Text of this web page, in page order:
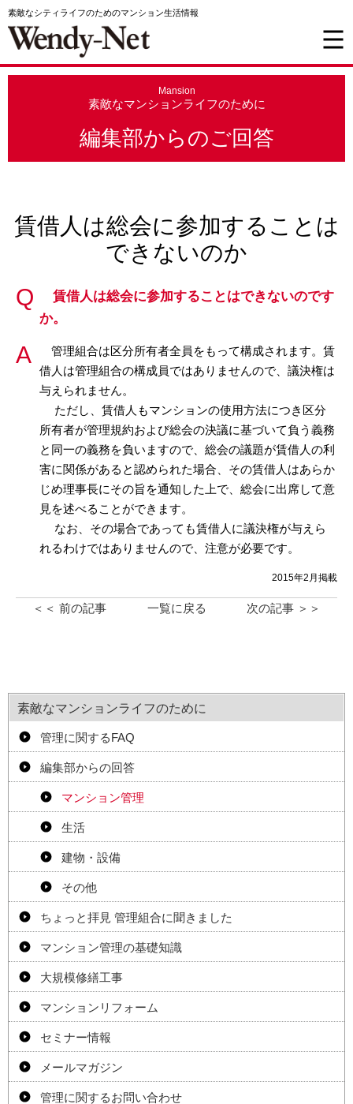
素敵なシティライフのためのマンション生活情報
Mansion
素敵なマンションライフのために
編集部からのご回答
賃借人は総会に参加することは
できないのか
賃借人は総会に参加することはできないのです
か。
管理組合は区分所有者全員をもって構成されます。賃
借人は管理組合の構成員ではありませんので、議決権は
与えられません。
ただし、賃借人もマンションの使用方法につき区分
所有者が管理規約および総会の決議に基づいて負う義務
と同一の義務を負いますので、総会の議題が賃借人の利
害に関係があると認められた場合、その賃借人はあらか
じめ理事長にその旨を通知した上で、総会に出席して意
見を述べることができます。
なお、その場合であっても賃借人に議決権が与えら
れるわけではありませんので、注意が必要です。
2015年2月掲載
＜＜ 前の記事 一覧に戻る 次の記事 ＞＞
素敵なマンションライフのために
管理に関するFAQ
編集部からの回答
マンション管理
生活
建物・設備
その他
ちょっと拝見 管理組合に聞きました
マンション管理の基礎知識
大規模修繕工事
マンションリフォーム
セミナー情報
メールマガジン
管理に関するお問い合わせ